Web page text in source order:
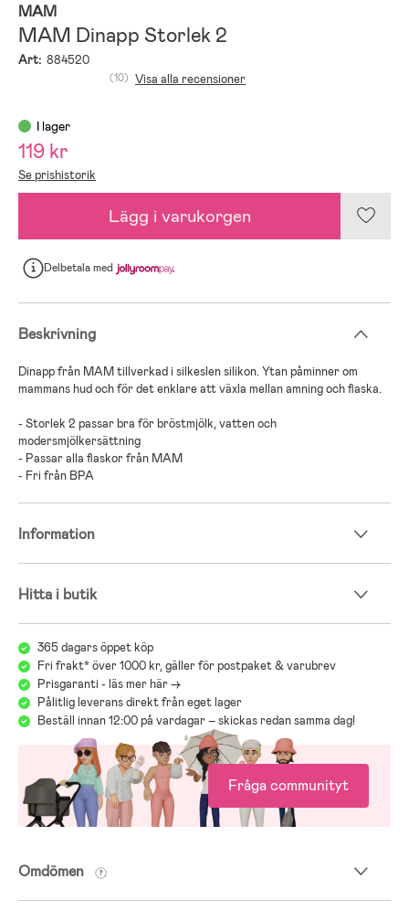
MAM
MAM Dinapp Storlek 2
Art: 884520
(10) Visa alla recensioner
I lager
119 kr
Se prishistorik
Lägg i varukorgen
Delbetalamed
Beskrivning
Dinapp från MAM tillverkad i silkeslen silikon. Ytan påminner om
mammans hud och för det enklare att växla mellan amning och flaska.
- Storlek 2 passar bra för bröstmjölk, vatten och
modersmjölkersättning
- Passar alla flaskor från MAM
- Fri från BPA
Information
Hitta i butik
365 dagars öppet köp
Fri frakt* över 1000 kr, gäller för postpaket & varubrev
Prisgaranti - läs mer här ->
Pålitlig leverans direkt från eget lager
Beställ innan 12:00 på vardagar – skickas redan samma dag!
Fråga communityt
Omdömen